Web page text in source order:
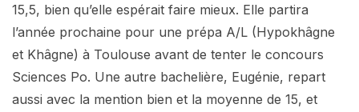
15,5, bien qu’elle espérait faire mieux. Elle partira
l’année prochaine pour une prépa A/L (Hypokhâgne
et Khâgne) à Toulouse avant de tenter le concours
Sciences Po. Une autre bachelière, Eugénie, repart
aussi avec la mention bien et la moyenne de 15, et